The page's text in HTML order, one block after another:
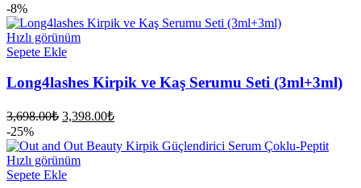
-8%
Hızlı görünüm
Sepete Ekle
Long4lashes Kirpik ve Kaş Serumu Seti (3ml+3ml)
3,698.00₺ Orijinal
3,698.00₺.
3,398.00₺Şu
fiyat:
-25%
Hızlı görünüm
Sepete Ekle